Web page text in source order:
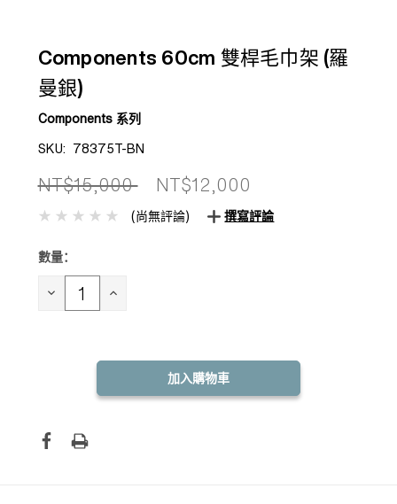
Components 60cm 雙桿毛巾架 (羅
曼銀)
Components 系列
SKU: 78375T-BN
NT$15,000 NT$12,000
(尚無評論) 撰寫評論
目前
存：
數量：
減 增